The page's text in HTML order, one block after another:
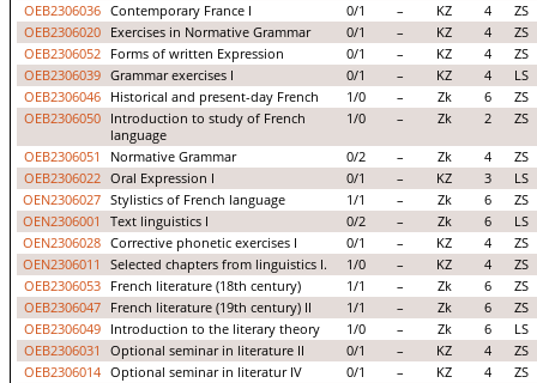
OEB2306036
Contemporary France I 0/1 – KZ 4
ZS
OEB2306020
Exercises in Normative Grammar 0/1 – KZ 4
ZS
OEB2306052
Forms of written Expression 0/1 – KZ 4
ZS
OEB2306039
Grammar exercises I 0/1 – KZ 4
LS
OEB2306046
Historical and present-day French 1/0 – Zk 6
ZS
OEB2306050
Introduction to study of French
language
1/0 – Zk 2 ZS
OEB2306051 Normative Grammar 0/2 – Zk 4
ZS
OEB2306022
Oral Expression I 0/1 – KZ 3
LS
OEN2306027 Stylistics of French language 1/1 – Zk 6
ZS
OEN2306001
Text linguistics I 0/2 – Zk 6
LS
OEN2306028 Corrective phonetic exercises I 0/1 – KZ 4
ZS
OEN2306011
Selected chapters from linguistics I. 1/0 – KZ 4
ZS
OEB2306053
French literature (18th century) 1/1 – Zk 6
ZS
OEB2306047
French literature (19th century) II 1/1 – Zk 6
ZS
OEB2306049
Introduction to the literary theory 1/0 – Zk 6
LS
OEB2306031
Optional seminar in literature II 0/1 – KZ 4
ZS
OEB2306014
Optional seminar in literatur IV 0/1 – KZ 4
ZS